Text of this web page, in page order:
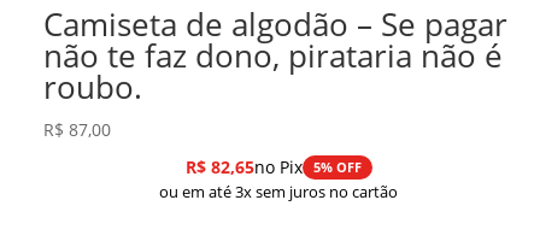
Camiseta de algodão – Se pagar
não te faz dono, pirataria não é
roubo.
R$ 87,00
R$82,65no Pix 5% OFF
ou em até 3x sem juros no cartão